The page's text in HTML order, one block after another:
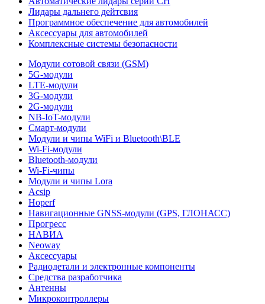
Лидары дальнего дейтсвия
Программное обеспечение для автомобилей
Аксессуары для автомобилей
Комплексные системы безопасности
Модули сотовой связи (GSM)
5G-модули
LTE-модули
3G-модули
2G-модули
NB-IoT-модули
Смарт-модули
Модули и чипы WiFi и Bluetooth\BLE
Wi-Fi-модули
Bluetooth-модули
Wi-Fi-чипы
Модули и чипы Lora
Acsip
Hoperf
Навигационные GNSS-модули (GPS, ГЛОНАСС)
Прогресс
НАВИА
Neoway
Аксессуары
Радиодетали и электронные компоненты
Средства разработчика
Антенны
Микроконтроллеры